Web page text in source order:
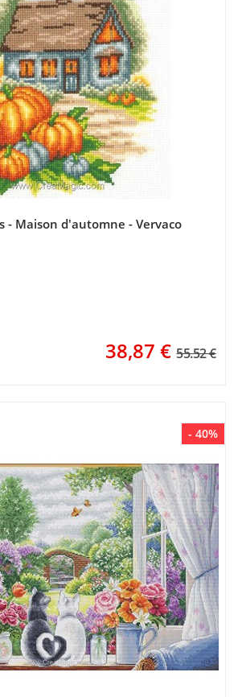
- Maison d'automne - Vervaco
38,87 € 55.52 €
- 40%